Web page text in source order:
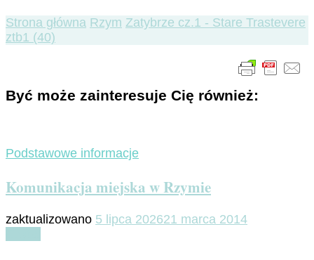
Strona główna Rzym Zatybrze cz.1 - Stare Trastevere
ztb1 (40)
Być może zainteresuje Cię również:
Podstawowe informacje
Komunikacja miejska w Rzymie
zaktualizowano 5 lipca 202621 marca 2014